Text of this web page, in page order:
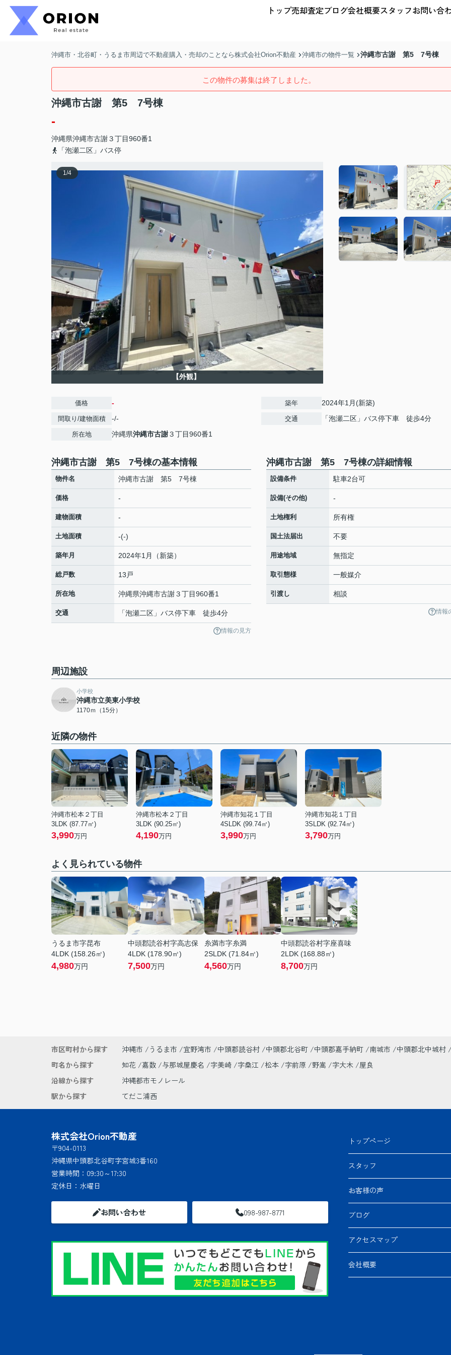
トップ売却査定ブログ会社概要スタッフお問い合
沖縄市・北谷町・うるま市周辺で不動産購入・売却のことなら株式会社Orion不動産 沖縄市の物件一覧 沖縄市古謝 第5 7号棟
この物件の募集は終了しました。
沖縄市古謝 第5 7号棟
-
沖縄県沖縄市古謝３丁目960番1
「泡瀬二区」バス停
1 /4
【外観】
価格 -
間取り/建物面積 -/-
所在地 沖縄県沖縄市古謝３丁目960番1
築年 2024年1月(新築)
交通 「泡瀬二区」バス停下車 徒歩4分
沖縄市古謝 第5 7号棟の基本情報
物件名 沖縄市古謝 第5 7号棟
価格 -
建物面積 -
土地面積 -(-)
築年月 2024年1月（新築）
総戸数 13戸
所在地 沖縄県沖縄市古謝３丁目960番1
交通 「泡瀬二区」バス停下車 徒歩4分
情報の見方
沖縄市古謝 第5 7号棟の詳細情報
設備条件 駐車2台可
設備(その他) -
土地権利 所有権
国土法届出 不要
用途地域 無指定
取引態様 一般媒介
引渡し 相談
情報
周辺施設
小学校
沖縄市立美東小学校
1170ｍ（15分）
近隣の物件
沖縄市松本２丁目
3LDK (87.77㎡)
3,990万円
沖縄市松本２丁目
3LDK (90.25㎡)
4,190万円
沖縄市知花１丁目
4SLDK (99.74㎡)
3,990万円
沖縄市知花１丁目
3SLDK (92.74㎡)
3,790万円
よく見られている物件
うるま市字昆布
4LDK (158.26㎡)
4,980万円
中頭郡読谷村字高志保
4LDK (178.90㎡)
7,500万円
糸満市字糸満
2SLDK (71.84㎡)
4,560万円
中頭郡読谷村字座喜味
2LDK (168.88㎡)
8,700万円
市区町村から探す 沖縄市 うるま市 宜野湾市 中頭郡読谷村 中頭郡北谷町 中頭郡嘉手納町 南城市
中頭郡北中城村
町名から探す
知花 嘉数 与那城屋慶名 字美崎 字桑江 松本 字前原 野嵩 字大木
屋良
沿線から探す
沖縄都市モノレール
駅から探す
てだこ浦西
株式会社Orion不動産
〒904-0113
沖縄県中頭郡北谷町字宮城3番160
営業時間： 09:30～17:30
定休日： 水曜日
お問い合わせ 098-987-8771
トップページ
スタッフ
お客様の声
ブログ
アクセスマップ
会社概要